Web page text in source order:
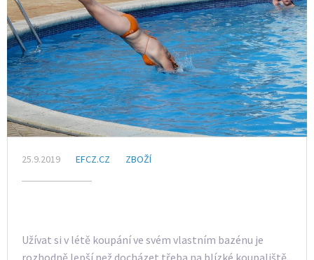
25.9.2019 EFCZ.CZ ZBOŽÍ
Užívat si v létě koupání ve svém vlastním bazénu je
rozhodně lepší než docházet třeba na blízké koupaliště,